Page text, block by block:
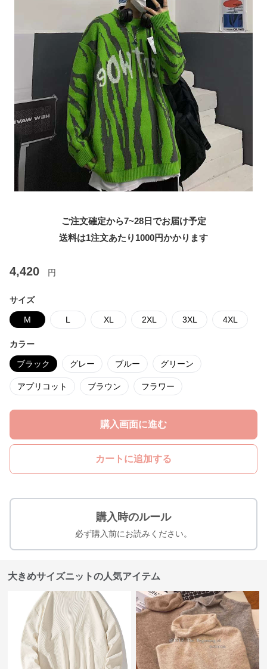
ご注文確定から7~28日でお届け予定
送料は1注文あたり 1000円かかります
4,420 円
サイズ
M L XL 2XL 3XL 4XL
カラー
ブラック グレー ブルー グリーン
アプリコット ブラウン フラワー
購入画面に進む
カートに追加する
購入時のルール
必ず購入前にお読みください。
大きめサイズニットの人気アイテム